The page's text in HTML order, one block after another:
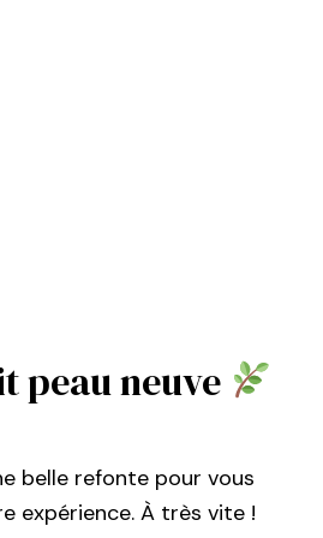
peau neuve
belle refonte pour vous
expérience. À très vite !